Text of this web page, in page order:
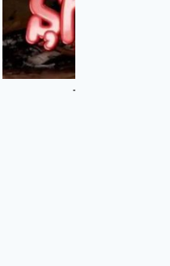
Țăst Show